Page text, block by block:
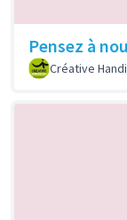
Pensez à
Créative